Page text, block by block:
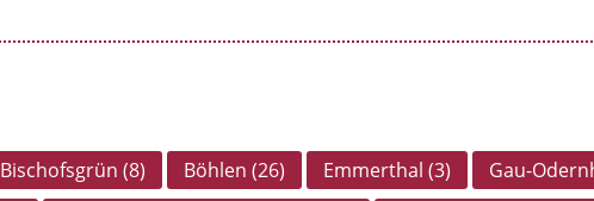
Bischofsgrün (8) Böhlen (26) Emmerthal (3)
Gau-